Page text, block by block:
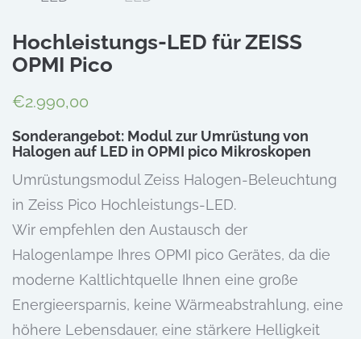
Hochleistungs-LED für ZEISS
OPMI Pico
€2.990,00
Sonderangebot: Modul zur Umrüstung von
Halogen auf LED in OPMI pico Mikroskopen
Umrüstungsmodul Zeiss Halogen-Beleuchtung
in Zeiss Pico Hochleistungs-LED.
Wir empfehlen den Austausch der
Halogenlampe Ihres OPMI pico Gerätes, da die
moderne Kaltlichtquelle Ihnen eine große
Energieersparnis, keine Wärmeabstrahlung, eine
höhere Lebensdauer, eine stärkere Helligkeit